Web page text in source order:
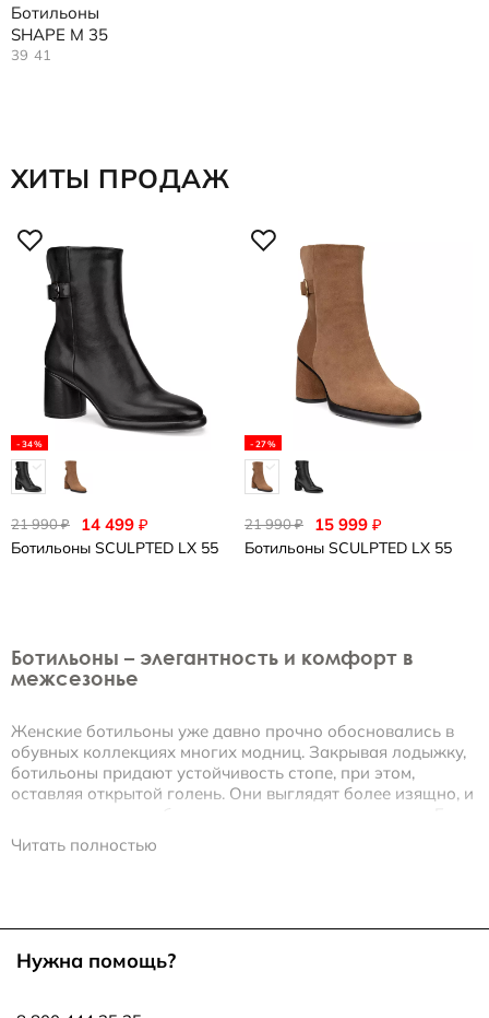
Ботильоны
SHAPE M 35
39 41
ХИТЫ ПРОДАЖ
-34%
14 499 ₽
21 990₽
Ботильоны SCULPTED LX 55
-27%
15 999 ₽
21 990₽
Ботильоны SCULPTED LX 55
Ботильоны – элегантность и комфорт в
межсезонье
Женские ботильоны уже давно прочно обосновались в
обувных коллекциях многих модниц. Закрывая лодыжку,
ботильоны придают устойчивость стопе, при этом,
оставляя открытой голень. Они выглядят более изящно, и
во многих случаях более уместно, чем полусапожки. Если
вы решили купить демисезонную обувь, обратите
внимание на женские ботильоны ECCO. Цены на модели
• на молнии,
Читать полностью
Нужна помощь?